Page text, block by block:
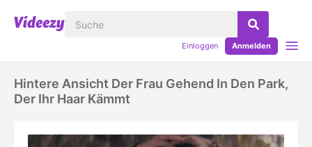
Einloggen Anmelden
Hintere Ansicht Der Frau Gehend In Den Park,
Der Ihr Haar Kämmt